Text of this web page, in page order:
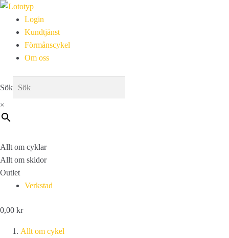
Login
Kundtjänst
Förmånscykel
Om oss
Sök
×
Allt om cyklar
Allt om skidor
Outlet
Verkstad
0,00 kr
Allt om cykel